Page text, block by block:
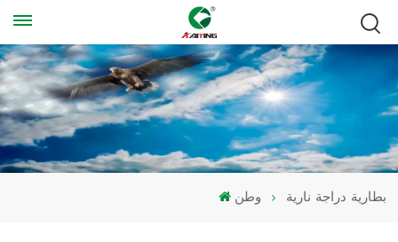
وطن بطارية دراجة نارية